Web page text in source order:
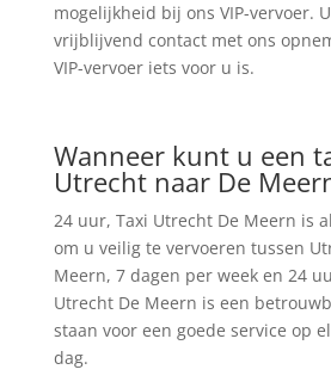
mogelijkheid bij ons VIP-vervoer.
vrijblijvend contact met ons
VIP-vervoer iets voor u is.
Wanneer kunt u een
Utrecht naar De
24 uur, Taxi Utrecht De Meern is
om u veilig te vervoeren tussen
Meern, 7 dagen per week en 24
Utrecht De Meern is een
staan voor een goede service op
dag.